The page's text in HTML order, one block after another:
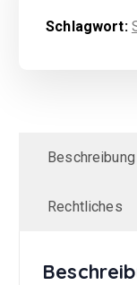
Schlagwort:
Beschreibung
Rechtliches